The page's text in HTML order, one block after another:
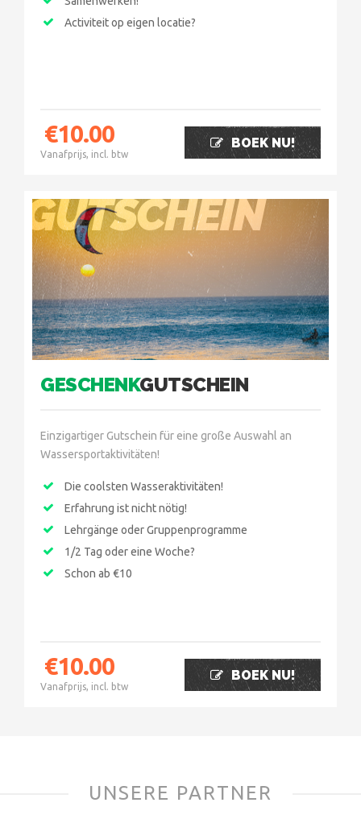
Activiteit op eigen locatie?
€10.00
Vanafprijs, incl. btw
BOEK NU!
GUTSCHEIN
GESCHENKGUTSCHEIN
Einzigartiger Gutschein für eine große Auswahl an
Wassersportaktivitäten!
Die coolsten Wasseraktivitäten!
Erfahrung ist nicht nötig!
Lehrgänge oder Gruppenprogramme
1/2 Tag oder eine Woche?
Schon ab €10
€10.00
Vanafprijs, incl. btw
BOEK NU!
UNSERE PARTNER